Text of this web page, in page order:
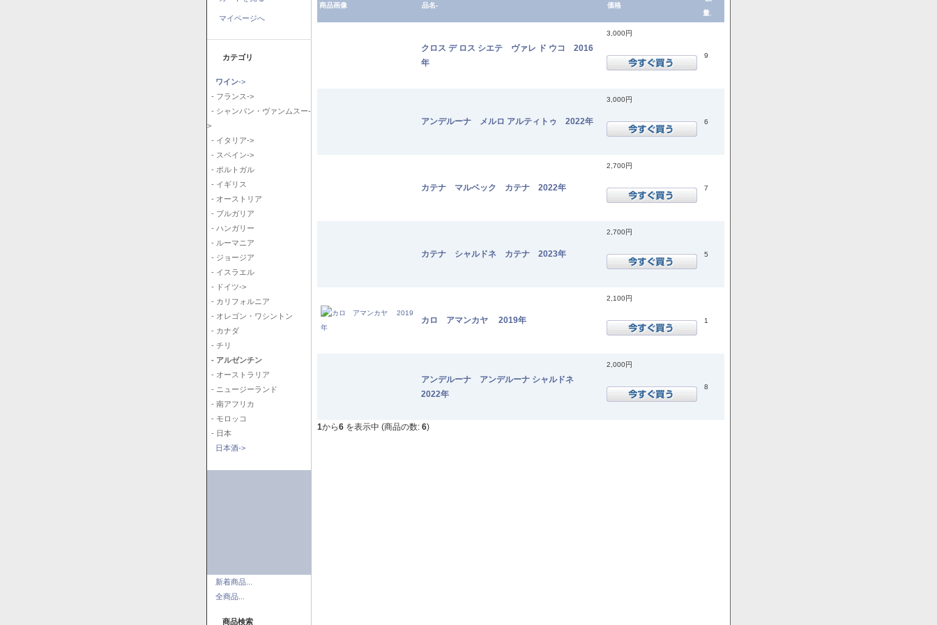
マイページへ
カテゴリ
ワイン->
- フランス->
- シャンパン・ヴァンムスー-
>
- イタリア->
- スペイン->
- ポルトガル
- イギリス
- オーストリア
- ブルガリア
- ハンガリー
- ルーマニア
- ジョージア
- イスラエル
- ドイツ->
- カリフォルニア
- オレゴン・ワシントン
- カナダ
- チリ
- アルゼンチン
- オーストラリア
- ニュージーランド
- 南アフリカ
- モロッコ
- 日本
日本酒->
新着商品...
全商品...
商品検索
商品画像 品名- 価格
量.
クロス デ ロス シエテ ヴァレ ド ウコ 2016
年
3,000円
9
アンデルーナ メルロ アルティトゥ 2022年
3,000円
6
カテナ マルベック カテナ 2022年
2,700円
7
カテナ シャルドネ カテナ 2023年
2,700円
5
カロ アマンカヤ 2019年
2,100円
1
アンデルーナ アンデルーナ シャルドネ
2022年
2,000円
8
1から6 を表示中 (商品の数: 6)